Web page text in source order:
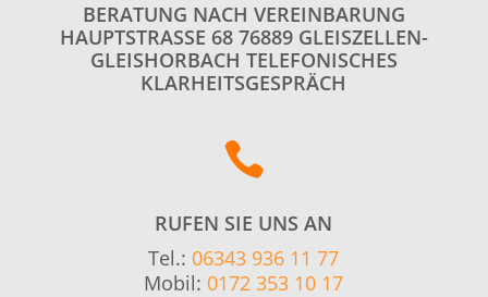
BERATUNG NACH VEREINBARUNG
HAUPTSTRASSE 68 76889 GLEISZELLEN-G
LEISHORBACH TELEFONISCHES K
LARHEITSGESPRÄCH

RUFEN SIE UNS AN
Tel.: 06343 936 11 77
Mobil: 0172 353 10 17